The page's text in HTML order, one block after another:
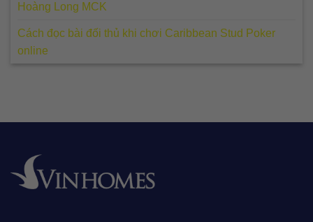
Hoàng Long MCK
Cách đọc bài đối thủ khi chơi Caribbean Stud Poker
online